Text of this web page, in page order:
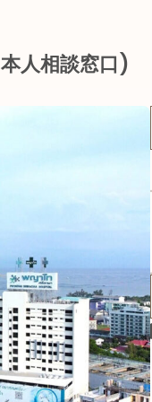
人相談窓口)